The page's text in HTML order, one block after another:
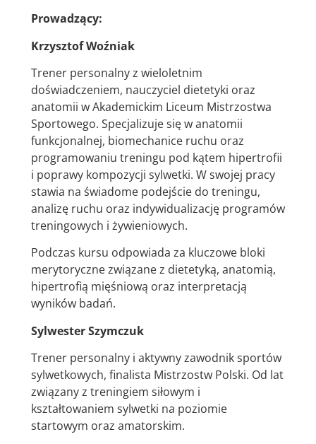
Prowadzący:
Krzysztof Woźniak
Trener personalny z wieloletnim
doświadczeniem, nauczyciel dietetyki oraz
anatomii w Akademickim Liceum Mistrzostwa
Sportowego. Specjalizuje się w anatomii
funkcjonalnej, biomechanice ruchu oraz
programowaniu treningu pod kątem hipertrofii
i poprawy kompozycji sylwetki. W swojej pracy
stawia na świadome podejście do treningu,
analizę ruchu oraz indywidualizację programów
treningowych i żywieniowych.
Podczas kursu odpowiada za kluczowe bloki
merytoryczne związane z dietetyką, anatomią,
hipertrofią mięśniową oraz interpretacją
wyników badań.
Sylwester Szymczuk
Trener personalny i aktywny zawodnik sportów
sylwetkowych, finalista Mistrzostw Polski. Od lat
związany z treningiem siłowym i
kształtowaniem sylwetki na poziomie
startowym oraz amatorskim.